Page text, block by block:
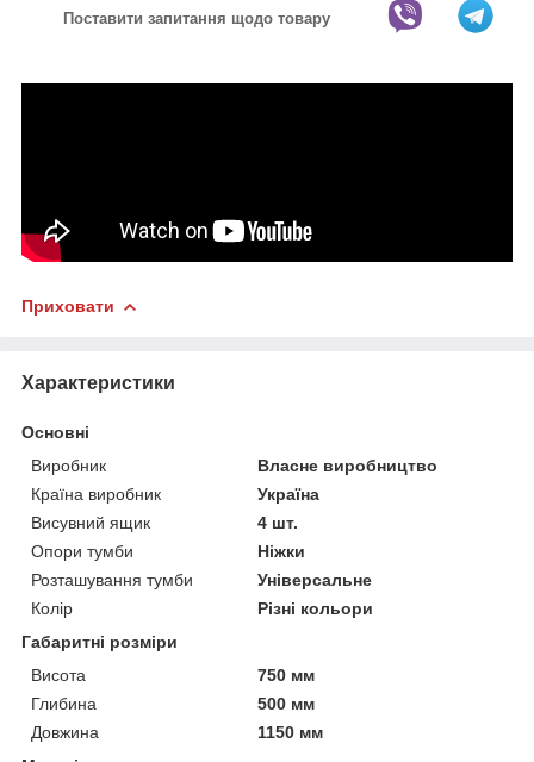
Поставити запитання щодо товару
Приховати
Характеристики
Основні
Виробник
Власне виробництво
Країна виробник
Україна
Висувний ящик
4 шт.
Опори тумби
Ніжки
Розташування тумби
Універсальне
Колір
Різні кольори
Габаритні розміри
Висота
750 мм
Глибина
500 мм
Довжина
1150 мм